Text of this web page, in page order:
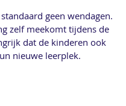
geen wendagen.
zelf meekomt tijdens de
dat de kinderen ook
nieuwe leerplek.